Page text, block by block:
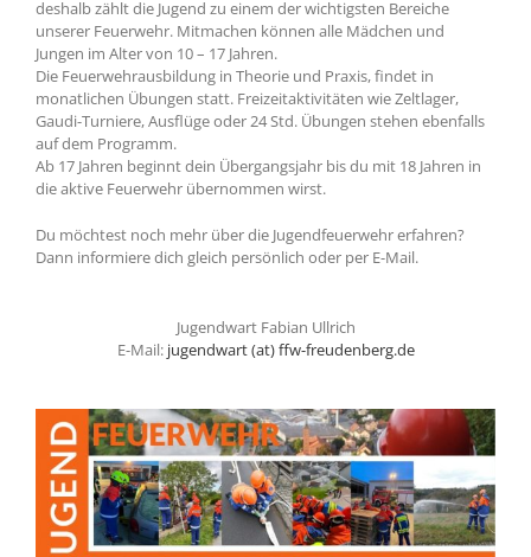
deshalb zählt die Jugend zu einem der wichtigsten Bereiche
unserer Feuerwehr. Mitmachen können alle Mädchen und
Jungen im Alter von 10 – 17 Jahren.
Die Feuerwehrausbildung in Theorie und Praxis, findet in
monatlichen Übungen statt. Freizeitaktivitäten wie Zeltlager,
Gaudi-Turniere, Ausflüge oder 24 Std. Übungen stehen ebenfalls
auf dem Programm.
Ab 17 Jahren beginnt dein Übergangsjahr bis du mit 18 Jahren in
die aktive Feuerwehr übernommen wirst.
Du möchtest noch mehr über die Jugendfeuerwehr erfahren?
Dann informiere dich gleich persönlich oder per E-Mail.
Jugendwart Fabian Ullrich
E-Mail: jugendwart (at) ffw-freudenberg.de